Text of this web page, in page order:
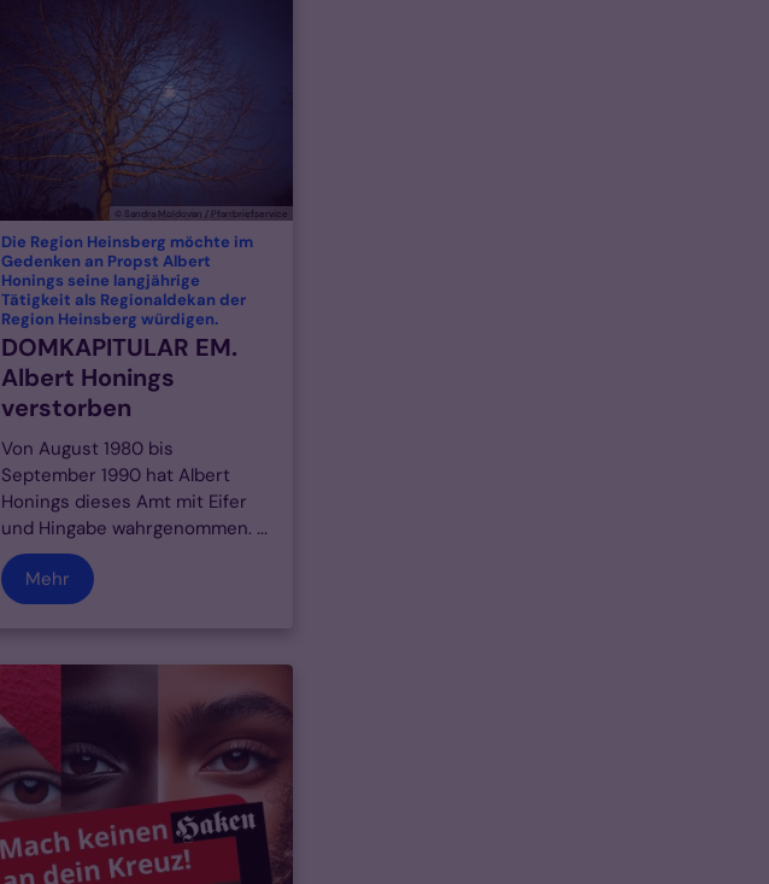
© Sandra Moldovan / Pfarrbriefservice
Die Region Heinsberg möchte im
Gedenken an Propst Albert
Honings seine langjährige
Tätigkeit als Regionaldekan der
Region Heinsberg würdigen.:
DOMKAPITULAR EM.
Albert Honings
verstorben
Von August 1980 bis
September 1990 hat Albert
Honings dieses Amt mit Eifer
und Hingabe wahrgenommen. ...
Mehr